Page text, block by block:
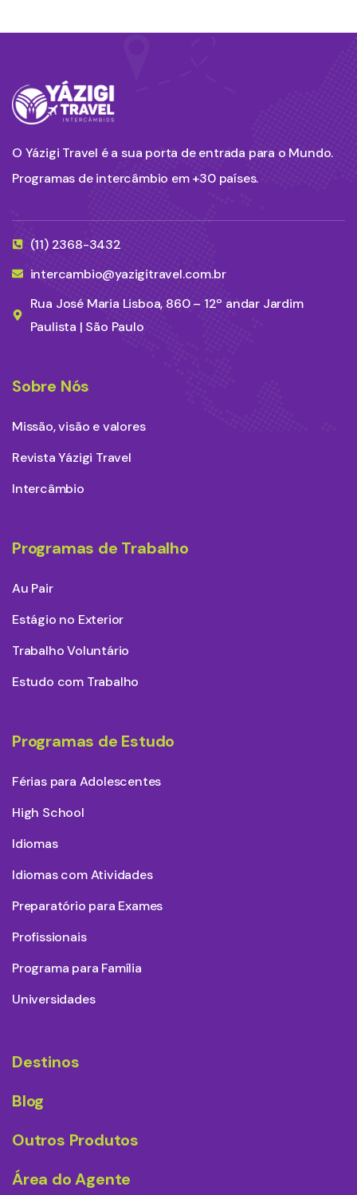
O Yázigi Travel é a sua porta de entrada para o Mundo.
Programas de intercâmbio em +30 países.
(11) 2368-3432
intercambio@yazigitravel.com.br
Rua José Maria Lisboa, 860 – 12º andar Jardim
Paulista | São Paulo
Sobre Nós
Missão, visão e valores
Revista Yázigi Travel
Intercâmbio
Programas de Trabalho
Au Pair
Estágio no Exterior
Trabalho Voluntário
Estudo com Trabalho
Programas de Estudo
Férias para Adolescentes
High School
Idiomas
Idiomas com Atividades
Preparatório para Exames
Profissionais
Programa para Família
Universidades
Destinos
Blog
Outros Produtos
Área do Agente